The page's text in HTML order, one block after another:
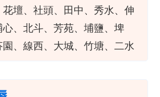
壇、社頭、田中、秀水、伸
、北斗、芳苑、埔鹽、埤
、線西、大城、竹塘、二水